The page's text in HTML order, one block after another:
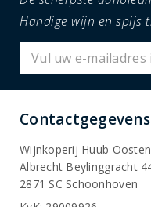
Handige wijn en spijs
Contactgegevens
Wijnkoperij Huub
Albrecht Beylinggracht
2871 SC Schoonhoven